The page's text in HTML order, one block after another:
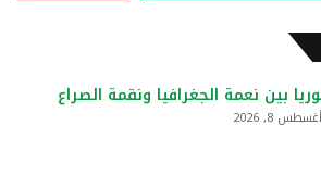
ن
بين نعمة الجغرافيا ونقمة الصراع
أغسطس 8, 2026